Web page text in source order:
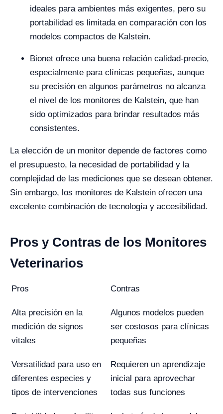
ideales para ambientes más exigentes, pero su
portabilidad es limitada en comparación con los
modelos compactos de Kalstein.
Bionet ofrece una buena relación calidad-precio,
especialmente para clínicas pequeñas, aunque
su precisión en algunos parámetros no alcanza
el nivel de los monitores de Kalstein, que han
sido optimizados para brindar resultados más
consistentes.
La elección de un monitor depende de factores como
el presupuesto, la necesidad de portabilidad y la
complejidad de las mediciones que se desean obtener.
Sin embargo, los monitores de Kalstein ofrecen una
excelente combinación de tecnología y accesibilidad.
Pros y Contras de los Monitores
Veterinarios
Pros Contras
Alta precisión en la
medición de signos
vitales
Algunos modelos pueden
ser costosos para clínicas
pequeñas
Versatilidad para uso en
diferentes especies y
tipos de intervenciones
Requieren un aprendizaje
inicial para aprovechar
todas sus funciones